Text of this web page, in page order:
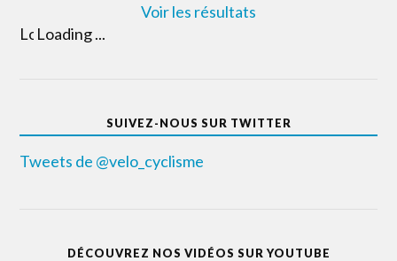
Voir les résultats
Loading ...
SUIVEZ-NOUS SUR TWITTER
Tweets de @velo_cyclisme
DÉCOUVREZ NOS VIDÉOS SUR YOUTUBE